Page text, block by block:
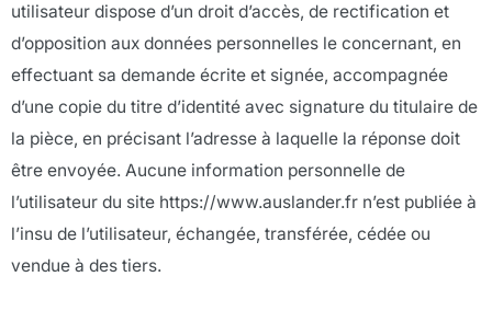
utilisateur dispose d’un droit d’accès, de rectification et
d’opposition aux données personnelles le concernant, en
effectuant sa demande écrite et signée, accompagnée
d’une copie du titre d’identité avec signature du titulaire de
la pièce, en précisant l’adresse à laquelle la réponse doit
être envoyée. Aucune information personnelle de
l’utilisateur du site https://www.auslander.fr n’est publiée à
l’insu de l’utilisateur, échangée, transférée, cédée ou
vendue à des tiers.